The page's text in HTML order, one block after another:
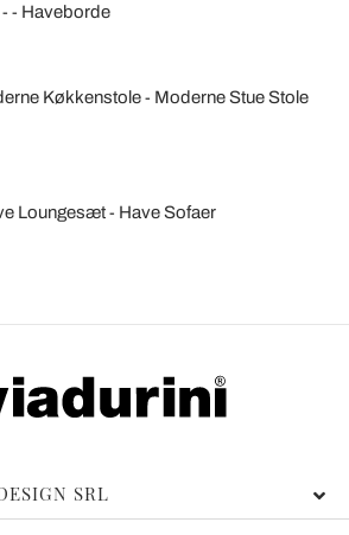
Haveborde
Køkkenstole
Moderne Stue Stole
Loungesæt
Have Sofaer
SRL